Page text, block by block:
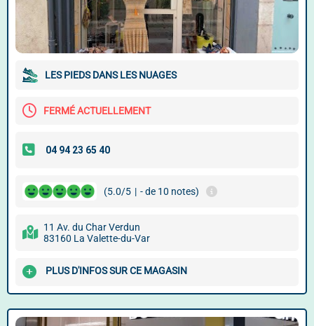
LES PIEDS DANS LES NUAGES
FERMÉ ACTUELLEMENT
(5.0/5 | - de 10 notes)
11 Av. du Char Verdun
83160 La Valette-du-Var
PLUS D'INFOS SUR CE MAGASIN